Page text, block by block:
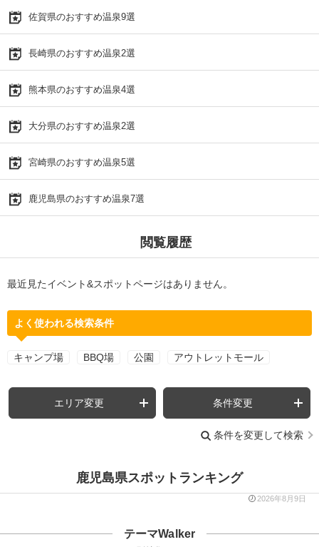
佐賀県のおすすめ温泉9選
長崎県のおすすめ温泉2選
熊本県のおすすめ温泉4選
大分県のおすすめ温泉2選
宮崎県のおすすめ温泉5選
鹿児島県のおすすめ温泉7選
閲覧履歴
最近見たイベント&スポットページはありません。
よく使われる検索条件
キャンプ場 BBQ場 公園 アウトレットモール
エリア変更 条件変更
条件を変更して検索
鹿児島県スポットランキング
2026年8月9日
テーマWalker